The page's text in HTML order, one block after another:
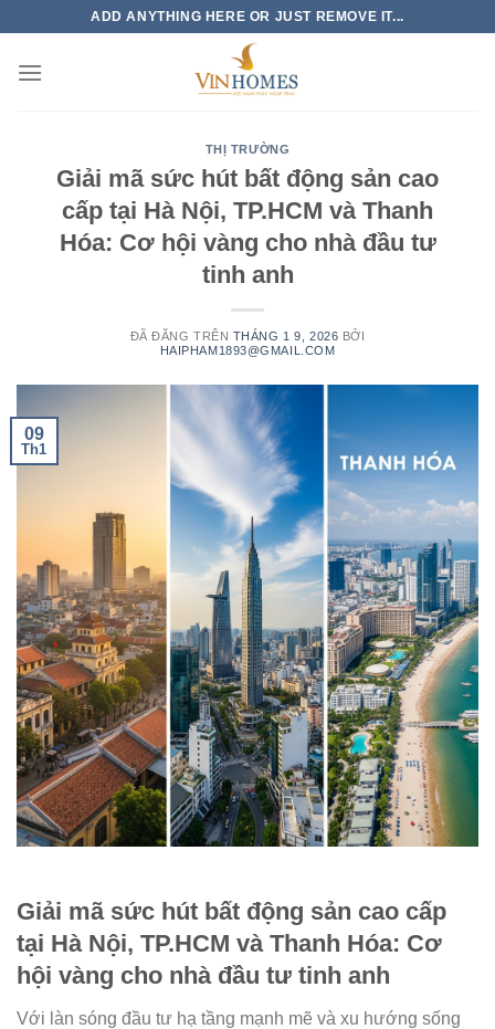
nội
ADD ANYTHING HERE OR JUST REMOVE IT...
THỊ TRƯỜNG
Giải mã sức hút bất động sản cao
cấp tại Hà Nội, TP.HCM và Thanh
Hóa: Cơ hội vàng cho nhà đầu tư
tinh anh
ĐÃ ĐĂNG TRÊN THÁNG 1 9, 2026 BỞI
HAIPHAM1893@GMAIL.COM
09
Th1
Giải mã sức hút bất động sản cao cấp
tại Hà Nội, TP.HCM và Thanh Hóa: Cơ
hội vàng cho nhà đầu tư tinh anh
Với làn sóng đầu tư hạ tầng mạnh mẽ và xu hướng sống